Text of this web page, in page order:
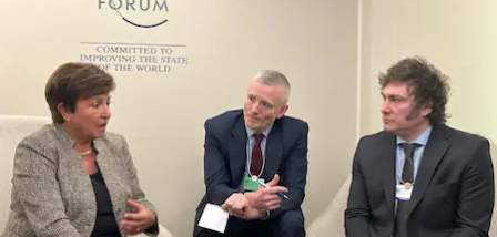
Mundial 2026
Eventos Corporativos
El Cronista Studio
Mediakit